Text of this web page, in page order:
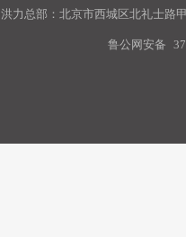
洪力总部：北京市西城区北礼士路
鲁公网安备